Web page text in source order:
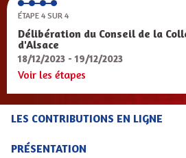
ÉTAPE 4 SUR 4
Délibération du Conseil de la
d'Alsace
18/12/2023 - 19/12/2023
Voir les étapes
LES CONTRIBUTIONS EN LIGNE
PRÉSENTATION